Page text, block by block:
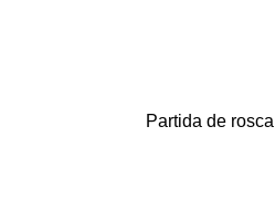
Partida de rosca